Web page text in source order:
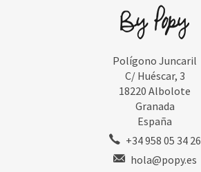
Polígono Juncaril
C/ Huéscar, 3
18220 Albolote
Granada
España
+34 958 05 34 26
hola@popy.es